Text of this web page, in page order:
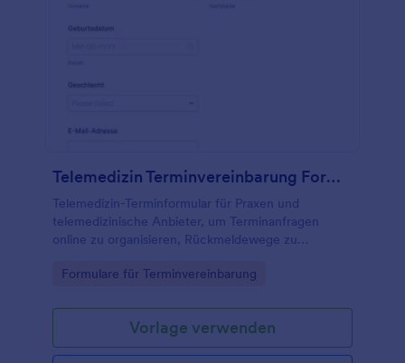
Telemedizin Terminvereinbarung Formular
Telemedizin-Terminformular für Praxen und
telemedizinische Anbieter, um Terminanfragen
online zu organisieren, Rückmeldewege zu
vereinfachen.
Go to Category:
Formulare für Terminvereinbarung
Vorlage verwenden